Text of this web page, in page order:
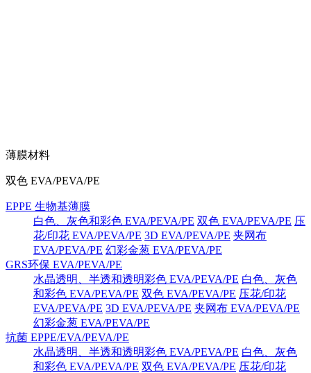
薄膜材料
双色 EVA/PEVA/PE
EPPE 生物基薄膜
白色、灰色和彩色 EVA/PEVA/PE 双色 EVA/PEVA/PE 压
花/印花 EVA/PEVA/PE 3D EVA/PEVA/PE 夹网布
EVA/PEVA/PE 幻彩金葱 EVA/PEVA/PE
GRS环保 EVA/PEVA/PE
水晶透明、半透和透明彩色 EVA/PEVA/PE 白色、灰色
和彩色 EVA/PEVA/PE 双色 EVA/PEVA/PE 压花/印花
EVA/PEVA/PE 3D EVA/PEVA/PE 夹网布 EVA/PEVA/PE
幻彩金葱 EVA/PEVA/PE
抗菌 EPPE/EVA/PEVA/PE
水晶透明、半透和透明彩色 EVA/PEVA/PE 白色、灰色
和彩色 EVA/PEVA/PE 双色 EVA/PEVA/PE 压花/印花